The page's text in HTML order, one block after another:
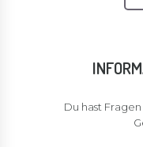
Du hast